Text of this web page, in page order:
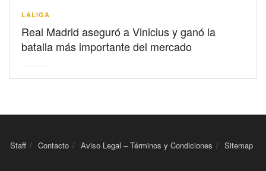
LALIGA
Real Madrid aseguró a Vinicius y ganó la
batalla más importante del mercado
Staff Contacto Aviso Legal – Términos y Condiciones Sitemap